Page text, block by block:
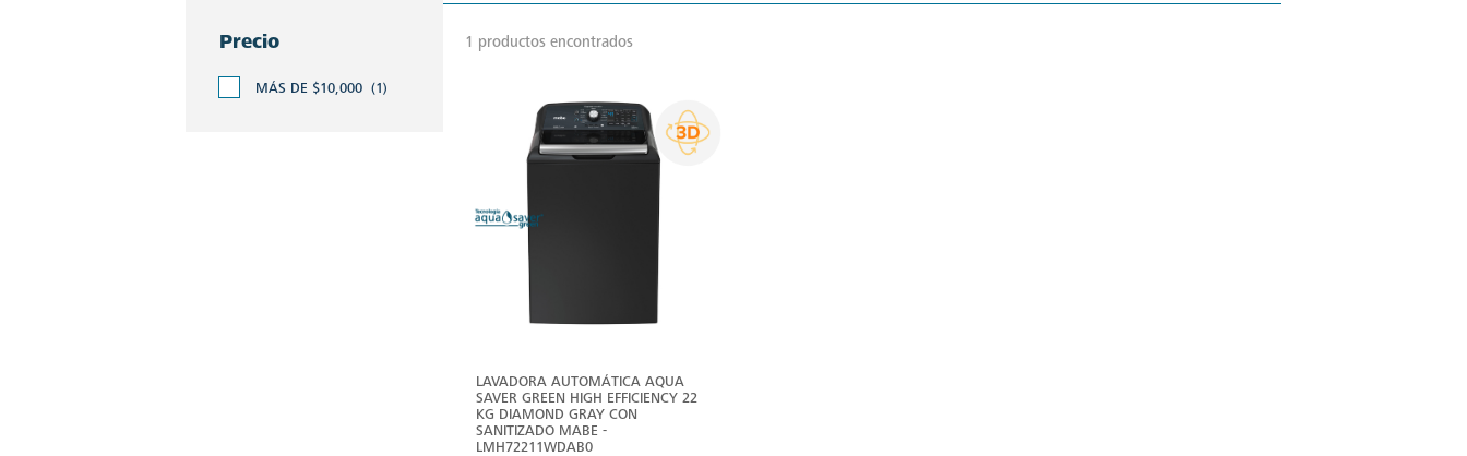
Precio
MÁS DE $10,000 (1)
1 productos encontrados
LAVADORA AUTOMÁTICA AQUA
SAVER GREEN HIGH EFFICIENCY 22
KG DIAMOND GRAY CON
SANITIZADO MABE -
LMH72211WDAB0